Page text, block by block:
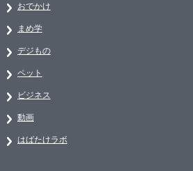
おでかけ
まめ学
デジもの
ペット
ビジネス
動画
はばたけラボ